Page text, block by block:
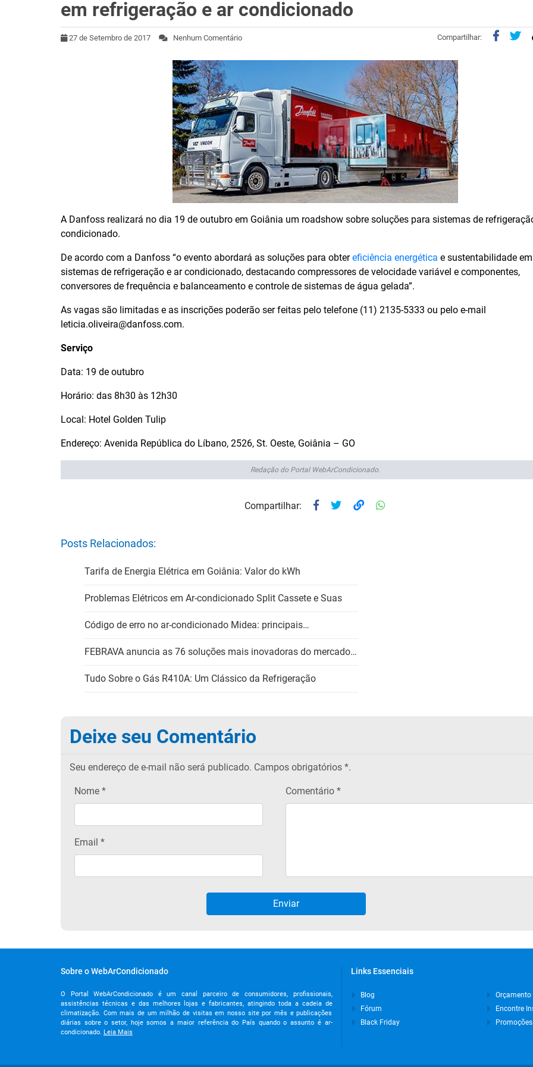
em refrigeração e ar condicionado
27 de Setembro de 2017 Nenhum Comentário Compartilhar:
A Danfoss realizará no dia 19 de outubro em Goiânia um roadshow sobre soluções para sistemas de
condicionado.
De acordo com a Danfoss “o evento abordará as soluções para obtereficiência energética e sustentabilidade em
sistemas de refrigeração e ar condicionado, destacando compressores de velocidade variável e componentes,
conversores de frequência e balanceamento e controle de sistemas de água gelada”.
As vagas são limitadas e as inscrições poderão ser feitas pelo telefone (11) 2135-5333 ou pelo e-mail
leticia.oliveira@danfoss.com.
Serviço
Data: 19 de outubro
Horário: das 8h30 às 12h30
Local: Hotel Golden Tulip
Endereço: Avenida República do Líbano, 2526, St. Oeste, Goiânia – GO
Redação do Portal WebArCondicionado.
Compartilhar:
Posts Relacionados:
Tarifa de Energia Elétrica em Goiânia: Valor do kWh
Problemas Elétricos em Ar-condicionado Split Cassete e Suas
Código de erro no ar-condicionado Midea: principais…
FEBRAVA anuncia as 76 soluções mais inovadoras do mercado…
Tudo Sobre o Gás R410A: Um Clássico da Refrigeração
Deixe seu Comentário
Seu endereço de e-mail não será publicado. Campos obrigatórios *.
Nome *
Email *
Comentário *
Links Essenciais
Blog
Fórum
Black Friday
Orçamento
Encontre
Promoções
Sobre o WebArCondicionado
O Portal WebArCondicionado é um canal parceiro de consumidores, profissionais,
assistências técnicas e das melhores lojas e fabricantes, atingindo toda a cadeia de
climatização. Com mais de um milhão de visitas em nosso site por mês e publicações
diárias sobre o setor, hoje somos a maior referência do País quando o assunto é ar-
condicionado. Leia Mais